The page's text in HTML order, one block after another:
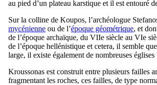
au pied d’un plateau karstique et il est entouré
Sur la colline de Koupos, l’archéologue
mycénienne ou de l’époque géométrique, et
de l’époque archaïque, du VIIe siècle au VIe
de l’époque hellénistique et cetera, il semble
large, il existe également de nombreuses
Kroussonas est construit entre plusieurs failles
fragmentant les roches, ces failles, de type